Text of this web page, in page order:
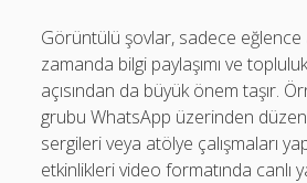
Görüntülü şovlar, sadece eğlence
zamanda bilgi paylaşımı ve
açısından da büyük önem taşır.
grubu WhatsApp üzerinden
sergileri veya atölye çalışmaları
etkinlikleri video formatında canlı